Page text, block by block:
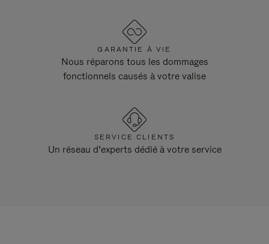
GARANTIE À VIE
Nous réparons tous les dommages
fonctionnels causés à votre valise
SERVICE CLIENTS
Un réseau d’experts dédié à votre service